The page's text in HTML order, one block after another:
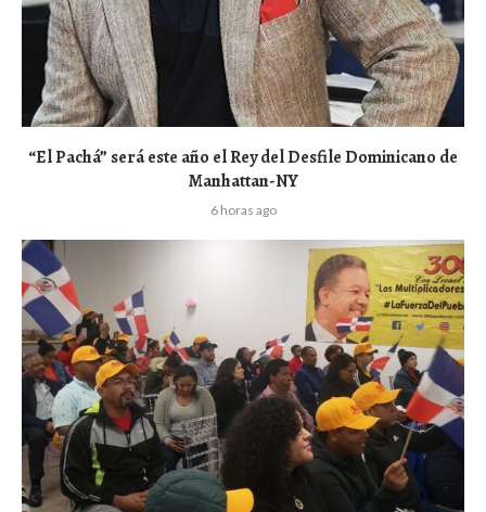
“El Pachá” será este año el Rey del Desfile Dominicano de
Manhattan-NY
6 horas ago